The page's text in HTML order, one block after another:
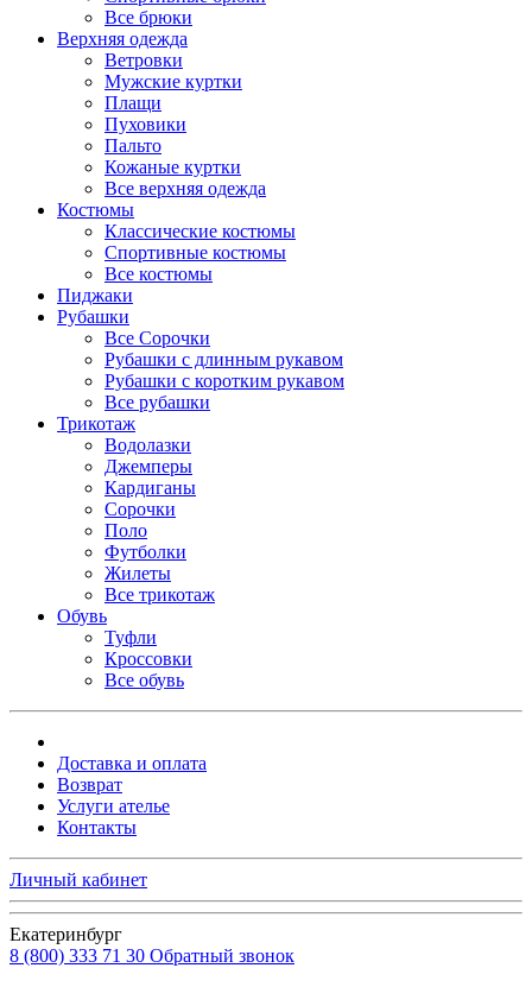
Все брюки
Верхняя одежда
Ветровки
Мужские куртки
Плащи
Пуховики
Пальто
Кожаные куртки
Все верхняя одежда
Костюмы
Классические костюмы
Спортивные костюмы
Все костюмы
Пиджаки
Рубашки
Все Сорочки
Рубашки с длинным рукавом
Рубашки с коротким рукавом
Все рубашки
Трикотаж
Водолазки
Джемперы
Кардиганы
Сорочки
Поло
Футболки
Жилеты
Все трикотаж
Обувь
Туфли
Кроссовки
Все обувь
Доставка и оплата
Возврат
Услуги ателье
Контакты
Личный кабинет
Екатеринбург
8 (800) 333 71 30 Обратный звонок